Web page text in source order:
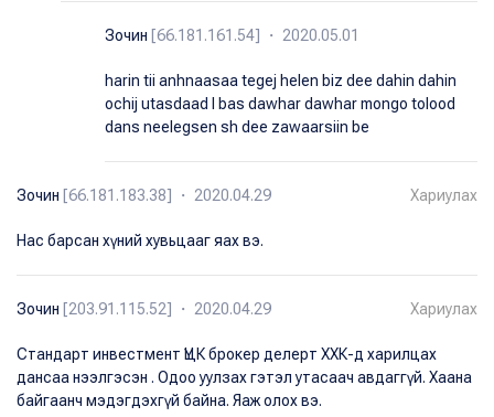
Зочин [66.181.161.54] ・ 2020.05.01
harin tii anhnaasaa tegej helen biz dee dahin dahin
ochij utasdaad l bas dawhar dawhar mongo tolood
dans neelegsen sh dee zawaarsiin be
Зочин [66.181.183.38] ・ 2020.04.29 Хариулах
Нас барсан хүний хувьцааг яах вэ.
Зочин [203.91.115.52] ・ 2020.04.29 Хариулах
Стандарт инвестмент ҮЦК брокер делерт ХХК-д харилцах
дансаа нээлгэсэн . Одоо уулзах гэтэл утасаач авдаггүй. Хаана
байгаанч мэдэгдэхгүй байна. Яаж олох вэ.